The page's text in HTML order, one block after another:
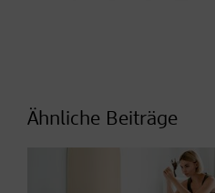
Ähnliche Beiträge